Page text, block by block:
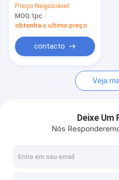
16GB/32GB Opcional
Android 11
Motherboard
Board
Preço:Negociável
MOQ:1pc
obtenha o ultimo preço
contacto
Veja
Deixe Um
Nós